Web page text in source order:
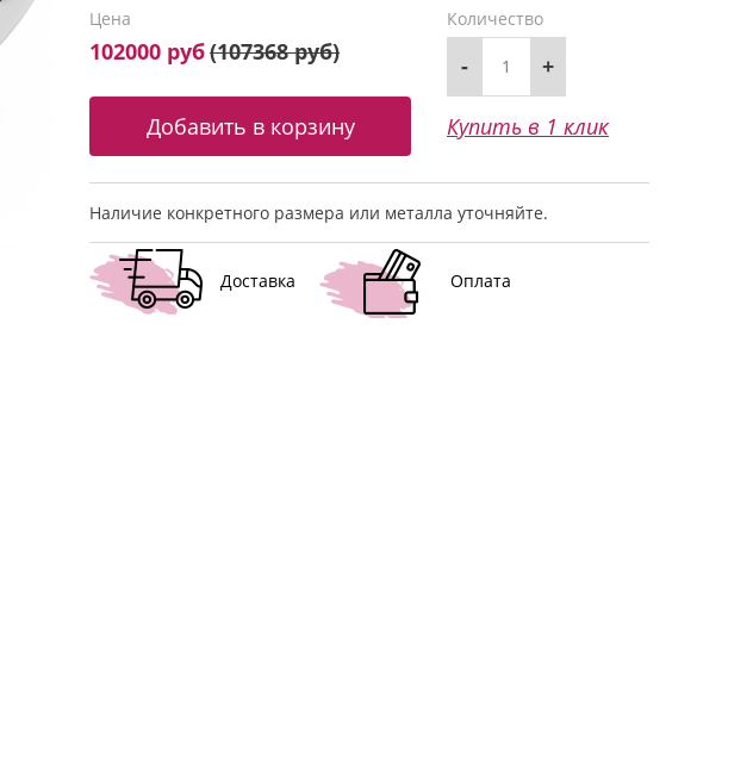
Цена
102000 руб(107368 руб)
Количество
- +
Купить в 1 клик
Наличие конкретного размера или металла уточняйте.
Доставка Оплата